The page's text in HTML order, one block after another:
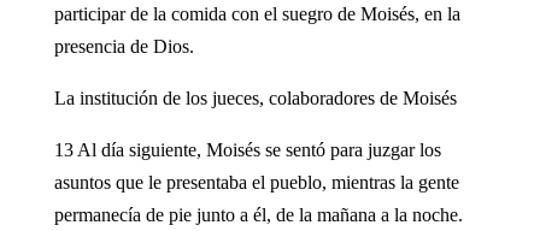
participar de la comida con el suegro de Moisés, en la
presencia de Dios.
La institución de los jueces, colaboradores de Moisés
13 Al día siguiente, Moisés se sentó para juzgar los
asuntos que le presentaba el pueblo, mientras la gente
permanecía de pie junto a él, de la mañana a la noche.